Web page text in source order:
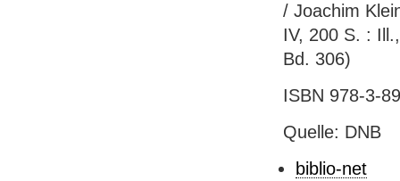
/ Joachim
IV, 200 S. :
Bd. 306)
ISBN 978-3-
Quelle: DNB
biblio-net